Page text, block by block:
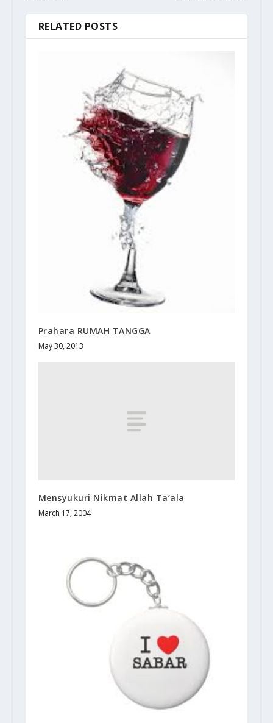
RELATED POSTS
Prahara RUMAH TANGGA
May 30, 2013
Mensyukuri Nikmat Allah Ta’ala
March 17, 2004